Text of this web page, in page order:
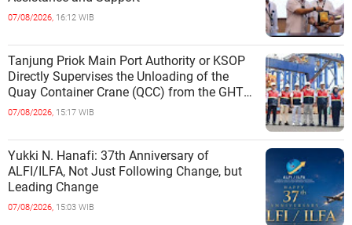
07/08/2026, 16:12 WIB
Tanjung Priok Main Port Authority or KSOP
Directly Supervises the Unloading of the
Quay Container Crane (QCC) from the GHT
Marimas Ship at the North J
07/08/2026, 15:17 WIB
Yukki N. Hanafi: 37th Anniversary of
ALFI/ILFA, Not Just Following Change, but
Leading Change
07/08/2026, 15:03 WIB